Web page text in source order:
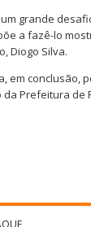
um grande
a fazê-lo
Diogo Silva.
em conclusão,
da Prefeitura